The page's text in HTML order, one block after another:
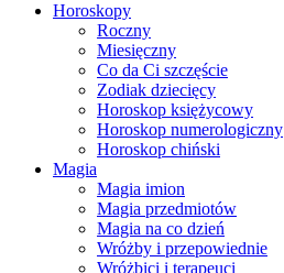
Horoskopy
Roczny
Miesięczny
Co da Ci szczęście
Zodiak dziecięcy
Horoskop księżycowy
Horoskop numerologiczny
Horoskop chiński
Magia
Magia imion
Magia przedmiotów
Magia na co dzień
Wróżby i przepowiednie
Wróżbici i terapeuci